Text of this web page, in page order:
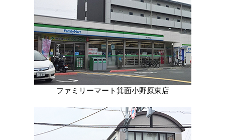
ファミリーマート箕面小野原東店